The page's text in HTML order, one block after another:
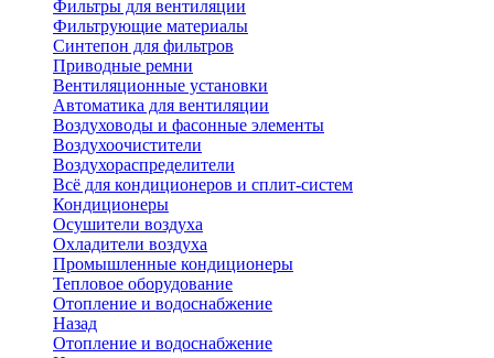
Фильтры для вентиляции
Фильтрующие материалы
Синтепон для фильтров
Приводные ремни
Вентиляционные установки
Автоматика для вентиляции
Воздуховоды и фасонные элементы
Воздухоочистители
Воздухораспределители
Всё для кондиционеров и сплит-систем
Кондиционеры
Осушители воздуха
Охладители воздуха
Промышленные кондиционеры
Тепловое оборудование
Отопление и водоснабжение
Назад
Отопление и водоснабжение